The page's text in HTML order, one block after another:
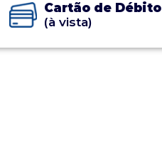
Cartão de Débito
(à vista)